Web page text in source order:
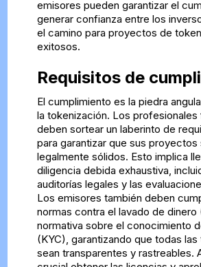
emisores pueden garantizar el
generar confianza entre los
el camino para proyectos de
exitosos.
Requisitos de
El cumplimiento es la piedra
la tokenización. Los profesionales
deben sortear un laberinto de
para garantizar que sus proyectos
legalmente sólidos. Esto implica
diligencia debida exhaustiva,
auditorías legales y las
Los emisores también deben
normas contra el lavado de dinero
normativa sobre el conocimiento
(KYC), garantizando que todas
sean transparentes y rastreables.